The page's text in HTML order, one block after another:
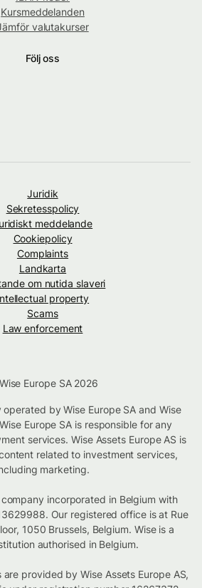
Kursmeddelanden
valutakurser
Följ oss
Juridik
Sekretesspolicy
meddelande
Cookiepolicy
Complaints
Landkarta
om nutida slaveri
property
Scams
Law enforcement
Europe SA 2026
by Wise Europe SA and Wise
Europe SA is responsible for any
services. Wise Assets Europe AS is
related to investment services,
marketing.
company incorporated in Belgium with
Our registered office is at Rue
1050 Brussels, Belgium. Wise is a
authorised in Belgium.
provided by Wise Assets Europe AS,